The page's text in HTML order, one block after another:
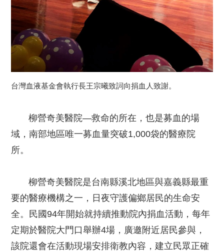
台灣血液基金會執行長王宗曦致詞向捐血人致謝。
柳營奇美醫院—救命的所在，也是募血的場
域，南部地區唯一募血量突破1,000袋的醫療院
所。
柳營奇美醫院是台南縣溪北地區與嘉義縣最重
要的醫療機構之一，日夜守護偏鄉居民的生命安
全。民國94年開始就持續推動院內捐血活動，每年
定期於醫院大門口舉辦4場，廣邀附近居民參與，
該院還會在活動現場安排衛教內容，建立民眾正確